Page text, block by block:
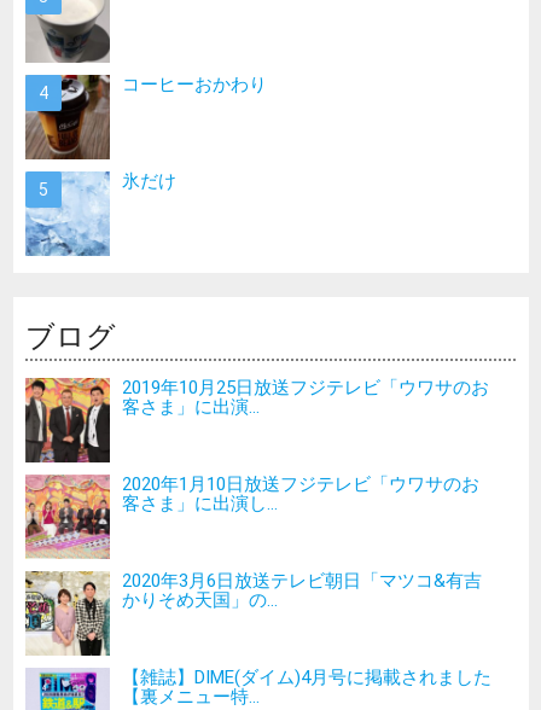
コーヒーおかわり
氷だけ
ブログ
2019年10月25日放送フジテレビ「ウワサのお
客さま」に出演...
2020年1月10日放送フジテレビ「ウワサのお
客さま」に出演し...
2020年3月6日放送テレビ朝日「マツコ&有吉
かりそめ天国」の...
【雑誌】DIME(ダイム)4月号に掲載されました
【裏メニュー特...